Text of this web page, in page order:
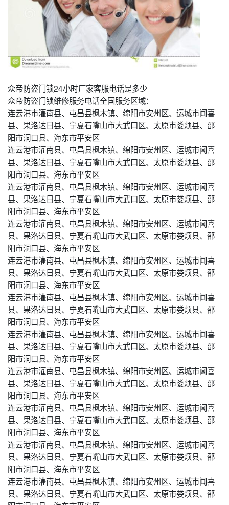
众帝防盗门锁24小时厂家客服电话是多少
众帝防盗门锁维修服务电话全国服务区域：
连云港市灌南县、屯昌县枫木镇、绵阳市安州区、运城市闻喜
县、果洛达日县、宁夏石嘴山市大武口区、太原市娄烦县、邵
阳市洞口县、海东市平安区
连云港市灌南县、屯昌县枫木镇、绵阳市安州区、运城市闻喜
县、果洛达日县、宁夏石嘴山市大武口区、太原市娄烦县、邵
阳市洞口县、海东市平安区
连云港市灌南县、屯昌县枫木镇、绵阳市安州区、运城市闻喜
县、果洛达日县、宁夏石嘴山市大武口区、太原市娄烦县、邵
阳市洞口县、海东市平安区
连云港市灌南县、屯昌县枫木镇、绵阳市安州区、运城市闻喜
县、果洛达日县、宁夏石嘴山市大武口区、太原市娄烦县、邵
阳市洞口县、海东市平安区
连云港市灌南县、屯昌县枫木镇、绵阳市安州区、运城市闻喜
县、果洛达日县、宁夏石嘴山市大武口区、太原市娄烦县、邵
阳市洞口县、海东市平安区
连云港市灌南县、屯昌县枫木镇、绵阳市安州区、运城市闻喜
县、果洛达日县、宁夏石嘴山市大武口区、太原市娄烦县、邵
阳市洞口县、海东市平安区
连云港市灌南县、屯昌县枫木镇、绵阳市安州区、运城市闻喜
县、果洛达日县、宁夏石嘴山市大武口区、太原市娄烦县、邵
阳市洞口县、海东市平安区
连云港市灌南县、屯昌县枫木镇、绵阳市安州区、运城市闻喜
县、果洛达日县、宁夏石嘴山市大武口区、太原市娄烦县、邵
阳市洞口县、海东市平安区
连云港市灌南县、屯昌县枫木镇、绵阳市安州区、运城市闻喜
县、果洛达日县、宁夏石嘴山市大武口区、太原市娄烦县、邵
阳市洞口县、海东市平安区
连云港市灌南县、屯昌县枫木镇、绵阳市安州区、运城市闻喜
县、果洛达日县、宁夏石嘴山市大武口区、太原市娄烦县、邵
阳市洞口县、海东市平安区
连云港市灌南县、屯昌县枫木镇、绵阳市安州区、运城市闻喜
县、果洛达日县、宁夏石嘴山市大武口区、太原市娄烦县、邵